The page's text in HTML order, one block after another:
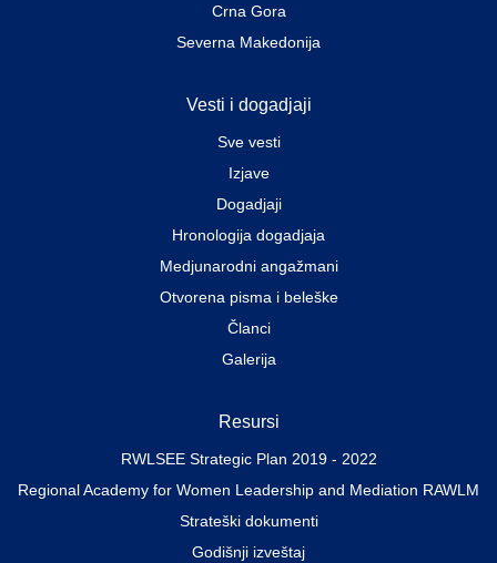
Crna Gora
Severna Makedonija
Vesti i dogadjaji
Sve vesti
Izjave
Dogadjaji
Hronologija dogadjaja
Medjunarodni angažmani
Otvorena pisma i beleške
Članci
Galerija
Resursi
RWLSEE Strategic Plan 2019 - 2022
Regional Academy for Women Leadership and Mediation RAWLM
Strateški dokumenti
Godišnji izveštaj